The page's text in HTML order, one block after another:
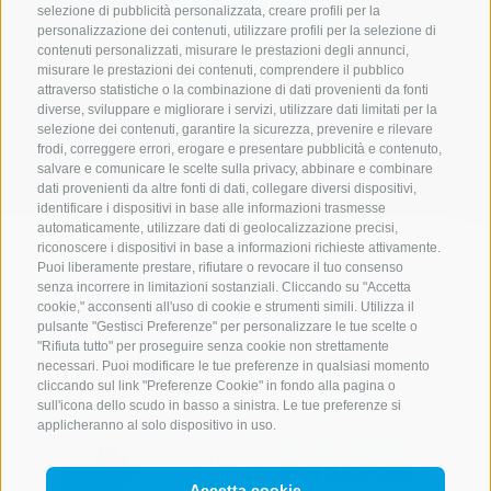
selezione di pubblicità personalizzata, creare profili per la
personalizzazione dei contenuti, utilizzare profili per la selezione di
contenuti personalizzati, misurare le prestazioni degli annunci,
misurare le prestazioni dei contenuti, comprendere il pubblico
attraverso statistiche o la combinazione di dati provenienti da fonti
diverse, sviluppare e migliorare i servizi, utilizzare dati limitati per la
selezione dei contenuti, garantire la sicurezza, prevenire e rilevare
frodi, correggere errori, erogare e presentare pubblicità e contenuto,
salvare e comunicare le scelte sulla privacy, abbinare e combinare
dati provenienti da altre fonti di dati, collegare diversi dispositivi,
identificare i dispositivi in base alle informazioni trasmesse
automaticamente, utilizzare dati di geolocalizzazione precisi,
riconoscere i dispositivi in base a informazioni richieste attivamente.
Puoi liberamente prestare, rifiutare o revocare il tuo consenso
senza incorrere in limitazioni sostanziali. Cliccando su "Accetta
cookie," acconsenti all'uso di cookie e strumenti simili. Utilizza il
pulsante "Gestisci Preferenze" per personalizzare le tue scelte o
"Rifiuta tutto" per proseguire senza cookie non strettamente
necessari. Puoi modificare le tue preferenze in qualsiasi momento
cliccando sul link "Preferenze Cookie" in fondo alla pagina o
sull'icona dello scudo in basso a sinistra. Le tue preferenze si
applicheranno al solo dispositivo in uso.
Cerca
Lista alloggi